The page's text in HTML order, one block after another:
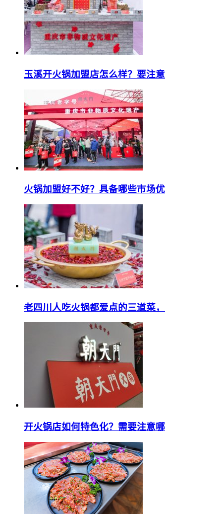
玉溪开火锅加盟店怎么样？要注意
火锅加盟好不好？具备哪些市场优
老四川人吃火锅都爱点的三道菜，
开火锅店如何特色化？需要注意哪